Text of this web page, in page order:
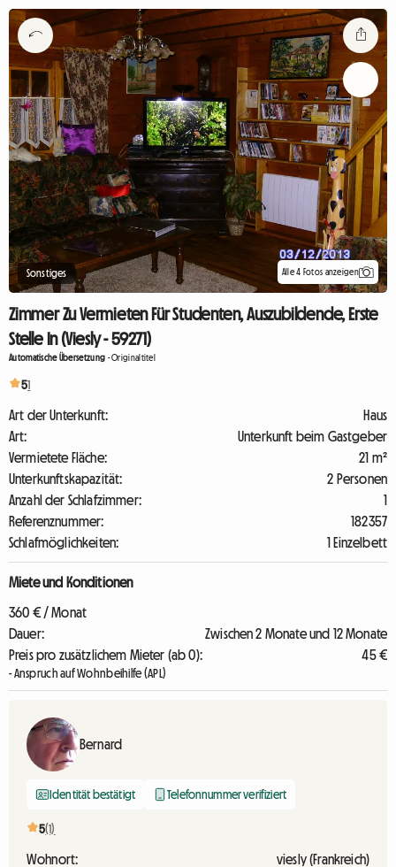
Sonstiges Alle 4 Fotos anzeigen
Zimmer Zu Vermieten Für Studenten, Auszubildende, Erste
Stelle In (Viesly - 59271)
Automatische Übersetzung -Originaltitel
51
Art der Unterkunft:
Haus
Art:
Unterkunft beim Gastgeber
Vermietete Fläche:
21 m²
Unterkunftskapazität:
2 Personen
Anzahl der Schlafzimmer:
1
Referenznummer:
182357
Schlafmöglichkeiten:
1 Einzelbett
Miete und Konditionen
360 € / Monat
Dauer:
Zwischen 2 Monate und 12 Monate
Preis pro zusätzlichem Mieter (ab 0):
45 €
- Anspruch auf Wohnbeihilfe (APL)
Bernard
Identität bestätigt Telefonnummer verifiziert
5(1)
Wohnort:
viesly (Frankreich)